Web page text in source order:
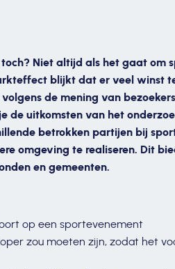
Niet altijd als het gaat om
blijkt dat er veel winst
de mening van
de uitkomsten van het
betrokken partijen bij
omgeving te realiseren. Dit
en gemeenten.
op een sportevenement
zou moeten zijn, zodat het